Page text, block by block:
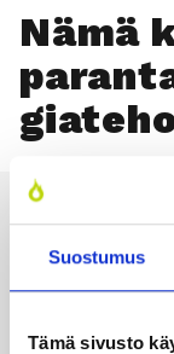
Suostumus
Tämä sivusto
Nämä